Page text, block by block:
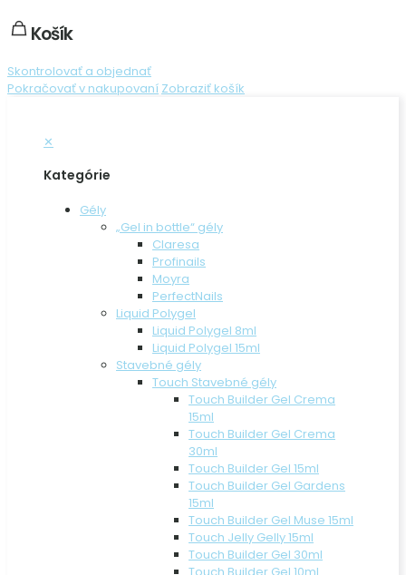
Košík
Skontrolovať a objednať
Pokračovať v nakupovaní Zobraziť košík
✕
Kategórie
Gély
„Gel in bottle“ gély
Claresa
Profinails
Moyra
PerfectNails
Liquid Polygel
Liquid Polygel 8ml
Liquid Polygel 15ml
Stavebné gély
Touch Stavebné gély
Touch Builder Gel Crema
15ml
Touch Builder Gel Crema
30ml
Touch Builder Gel 15ml
Touch Builder Gel Gardens
15ml
Touch Builder Gel Muse 15ml
Touch Jelly Gelly 15ml
Touch Builder Gel 30ml